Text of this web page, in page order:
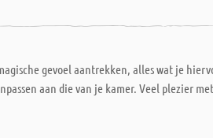
gevoel aantrekken, alles wat je
aan die van je kamer. Veel plezier